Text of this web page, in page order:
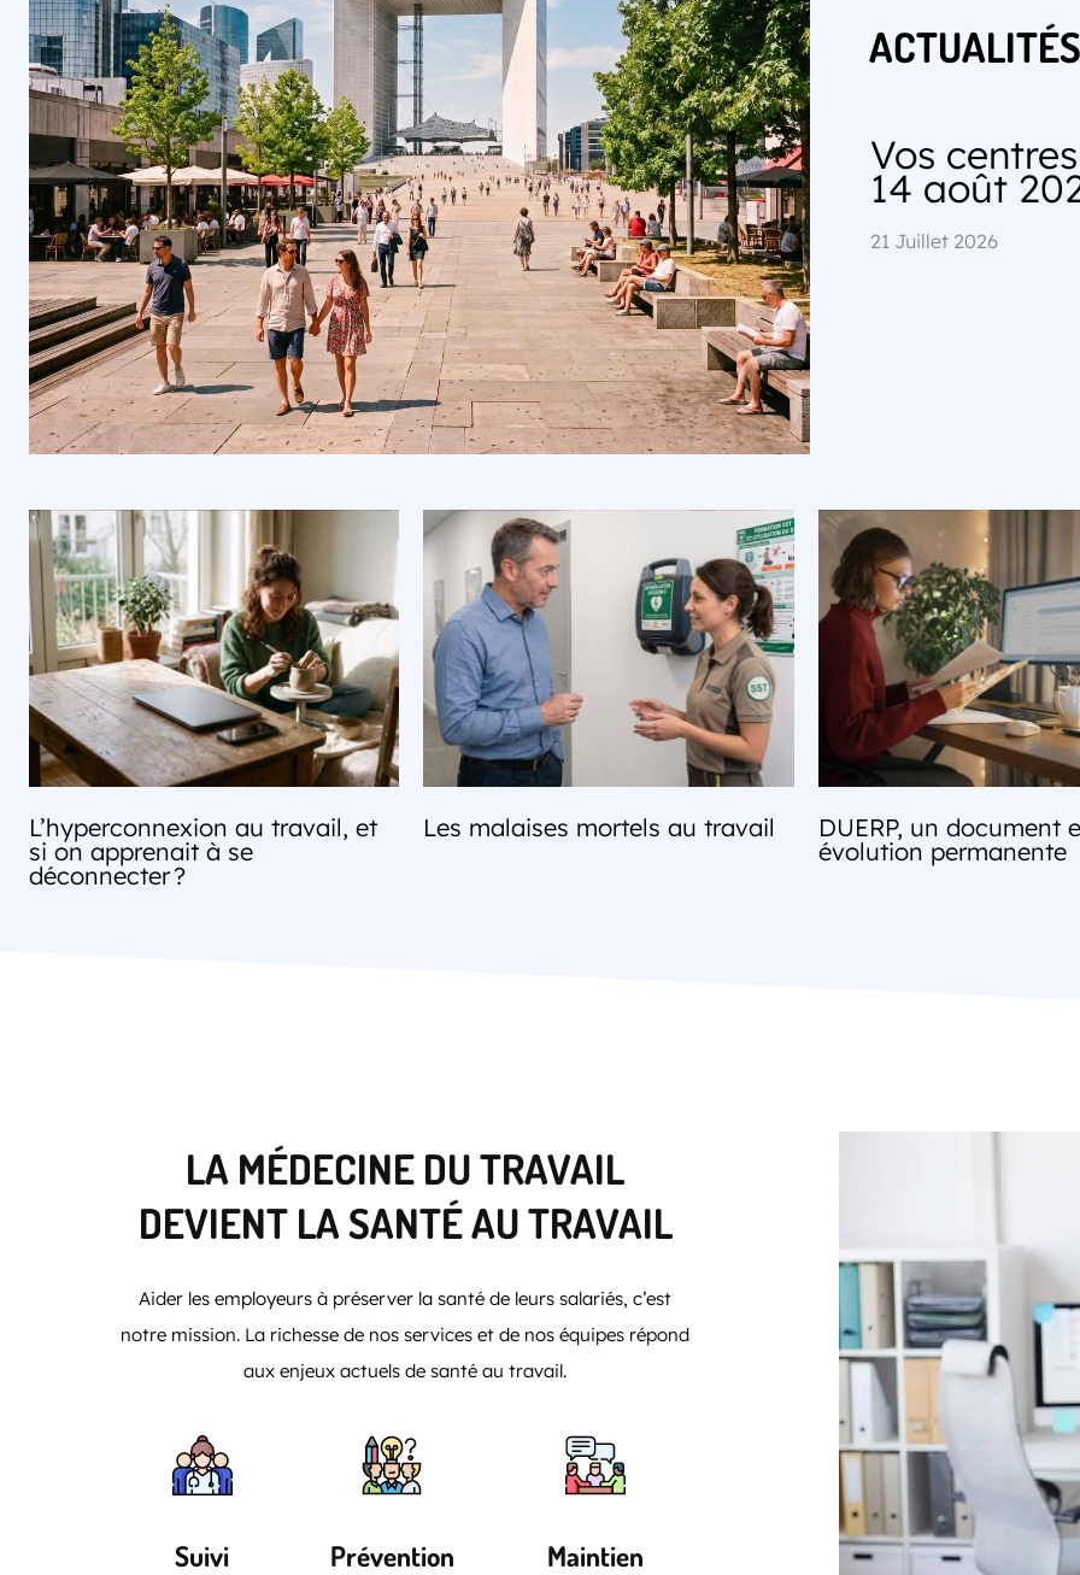
ACTUALITÉS
Vos
14 août
21 Juillet 2026
L’hyperconnexion au travail, et
si on apprenait à se
déconnecter ?
Les malaises mortels au travail
DUERP, un document
évolution permanente
LA MÉDECINE DU TRAVAIL
DEVIENT LA SANTÉ AU TRAVAIL
Aider les employeurs à préserver la santé de leurs salariés, c’est
notre mission. La richesse de nos services et de nos équipes répond
aux enjeux actuels de santé au travail.
Suivi Prévention Maintien